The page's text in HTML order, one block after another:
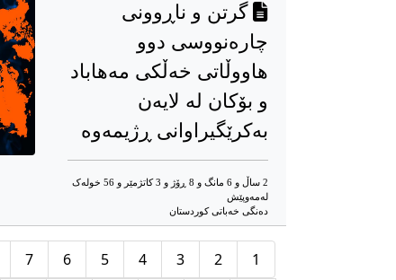
گرتن و ناڕوونی
چارەنووسی دوو
هاووڵاتی خەڵكی مەهاباد
و بۆکان لە لایەن
بەكرێگیراوانی ڕژیمەوە
2 ساڵ و 6 مانگ و 8 ڕۆژ و 3 کاتژمێر و 56 خوله‌ک
له‌مه‌وپێش‌
دەنگی خەباتی کوردستان
1
2
3
4
5
6
7